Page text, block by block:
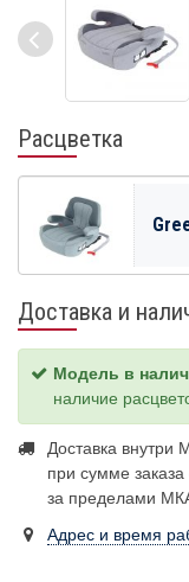
Расцветка
Доставка и
Модель в
наличие
Доставка внутри
при сумме заказа
за пределами
Адрес и время